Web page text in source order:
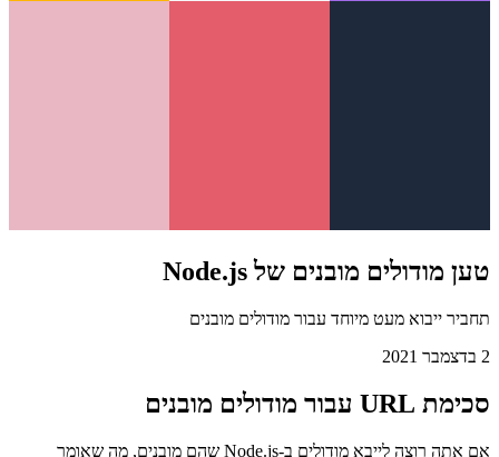
טען מודולים מובנים של Node.js
תחביר ייבוא מעט מיוחד עבור מודולים מובנים
2 בדצמבר 2021